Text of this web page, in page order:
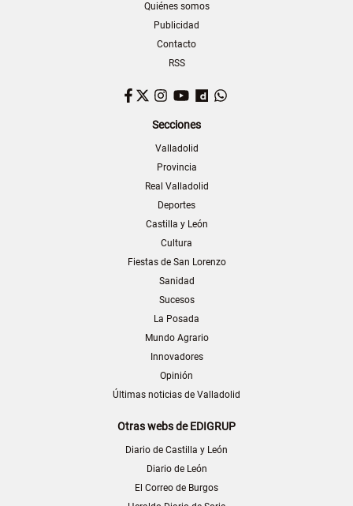
Quiénes somos
Publicidad
Contacto
RSS
Facebook
TwitterInstagram
YouTubeDailymotion
Secciones
Valladolid
Provincia
Real Valladolid
Deportes
Castilla y León
Cultura
Fiestas de San Lorenzo
Sanidad
Sucesos
La Posada
Mundo Agrario
Innovadores
Opinión
Últimas noticias de Valladolid
Otras webs de EDIGRUP
Diario de Castilla y León
Diario de León
El Correo de Burgos